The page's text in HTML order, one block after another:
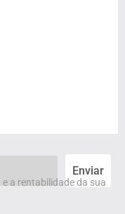
Enviar
a rentabilidade da sua